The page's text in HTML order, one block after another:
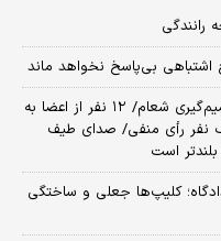
رانندگی
اشتباهی بی‌پاسخ نخواهد ماند
اظهارات جدید معاون پزشکیان درباره تصمیم‌گیری شعام/ ۱۲ نفر از اعضا به
نفر رأی منفی/ صدای طیف
است
کلیپ‌ها جعلی و ساختگی